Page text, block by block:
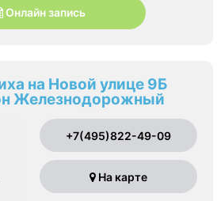
Онлайн запись
на Новой улице 9Б
Железнодорожный
+7(495)822-49-09
На карте